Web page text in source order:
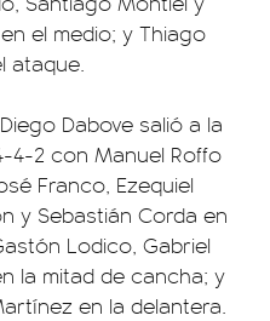
el medio; y Thiago
ataque.
Dabove salió a la
4-2 con Manuel Roffo
Franco, Ezequiel
y Sebastián Corda en
Lodico, Gabriel
la mitad de cancha; y
en la delantera.